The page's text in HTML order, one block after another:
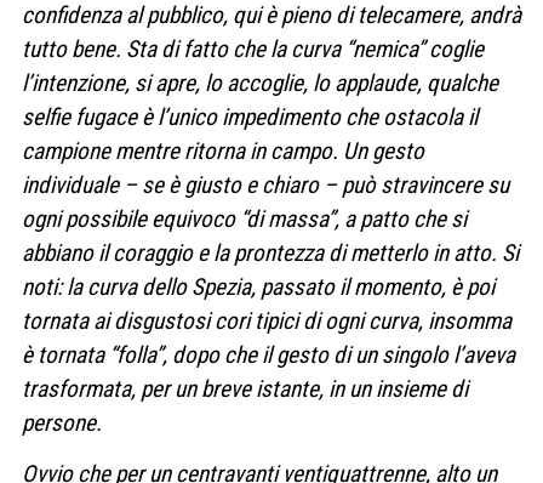
confidenza al pubblico, qui è pieno di telecamere, andrà
tutto bene. Sta di fatto che la curva “nemica” coglie
l’intenzione, si apre, lo accoglie, lo applaude, qualche
selfie fugace è l’unico impedimento che ostacola il
campione mentre ritorna in campo. Un gesto
individuale – se è giusto e chiaro – può stravincere su
ogni possibile equivoco “di massa”, a patto che si
abbiano il coraggio e la prontezza di metterlo in atto. Si
noti: la curva dello Spezia, passato il momento, è poi
tornata ai disgustosi cori tipici di ogni curva, insomma
è tornata “folla”, dopo che il gesto di un singolo l’aveva
trasformata, per un breve istante, in un insieme di
persone.
Ovvio che per un centravanti ventiquattrenne, alto un